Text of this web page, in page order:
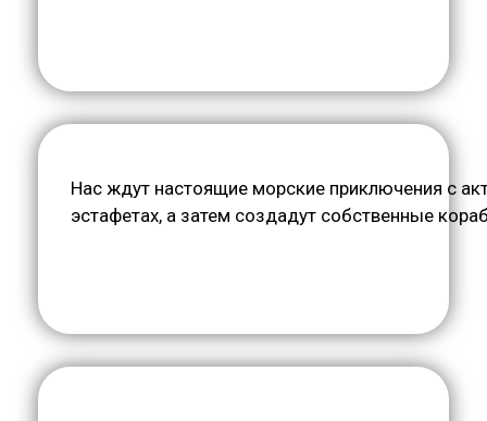
Нас ждут настоящие морские приключения с
эстафетах, а затем создадут собственные